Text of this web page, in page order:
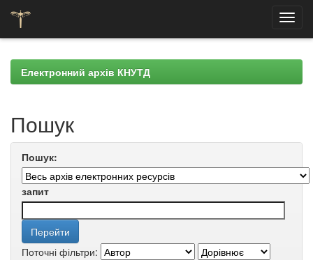
navigationЕлектронний архів КНУТД
Пошук
Пошук:
запит
Поточні фільтри: